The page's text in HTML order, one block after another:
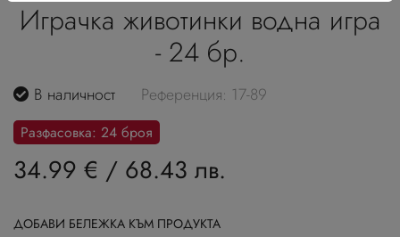
Играчка животинки водна игра
- 24 бр.
В наличност Референция: 17-89
Разфасовка: 24 броя
34.99 € / 68.43 лв.
ДОБАВИ БЕЛЕЖКА КЪМ ПРОДУКТА